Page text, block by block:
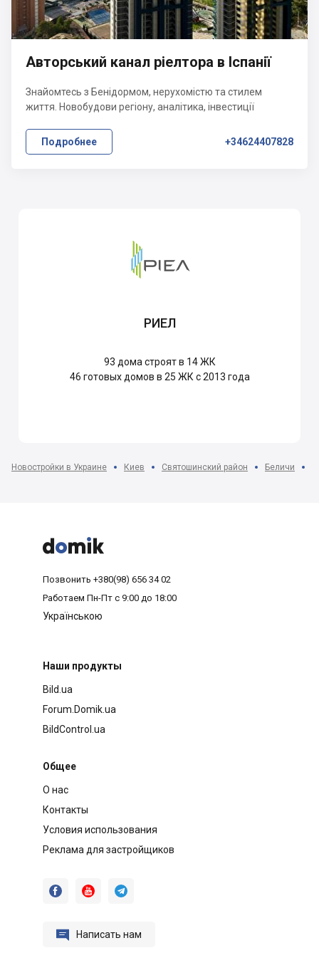
Авторський канал ріелтора в Іспанії
Знайомтесь з Бенідормом, нерухомістю та стилем
життя. Новобудови регіону, аналітика, інвестиції
Подробнее +34624407828
РИЕЛ
93 дома строят в 14 ЖК
46 готовых домов в 25 ЖК с 2013 года
Новостройки в Украине Киев Святошинский район Беличи



Позвонить +380(98) 656 34 02
Работаем Пн-Пт с 9:00 до 18:00
Українською
Наши продукты
Bild.ua
Forum.Domik.ua
BildControl.ua
Общее
О нас
Контакты
Условия использования
Реклама для застройщиков
  
 Написать нам